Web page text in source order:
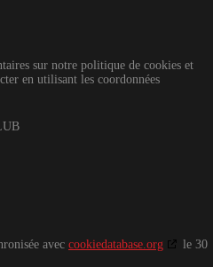
sur notre politique de cookies et
en utilisant les coordonnées
avec cookiedatabase.org
le 30